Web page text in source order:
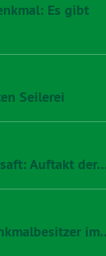
Es gibt
Seilerei
Auftakt